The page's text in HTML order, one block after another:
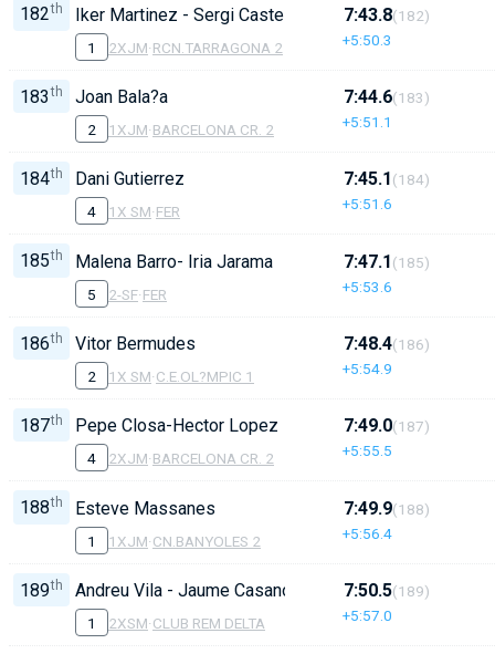
182th Iker Martinez - Sergi Castells
1 2XJM·RCN.TARRAGONA 2
7:43.8
+5:50.3
(182)
183 th Joan Bala?a
2 1XJM·BARCELONA CR. 2
7:44.6
+5:51.1
(183)
184th Dani Gutierrez
4 1X SM·FER
7:45.1
+5:51.6
(184)
185th Malena Barro- Iria Jarama
5 2-SF·FER
7:47.1
+5:53.6
(185)
186th Vitor Bermudes
2 1X SM·C.E.OL?MPIC 1
7:48.4
+5:54.9
(186)
187th Pepe Closa-Hector Lopez
4 2XJM·BARCELONA CR. 2
7:49.0
+5:55.5
(187)
188th Esteve Massanes
1 1XJM·CN.BANYOLES 2
7:49.9
+5:56.4
(188)
189th Andreu Vila - Jaume Casanova
1 2XSM·CLUB REM DELTA
7:50.5
+5:57.0
(189)